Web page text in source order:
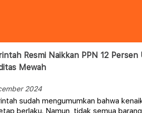
Resmi Naikkan PPN 12
Mewah
2024
sudah mengumumkan bahwa
berlaku. Namun, tidak semua